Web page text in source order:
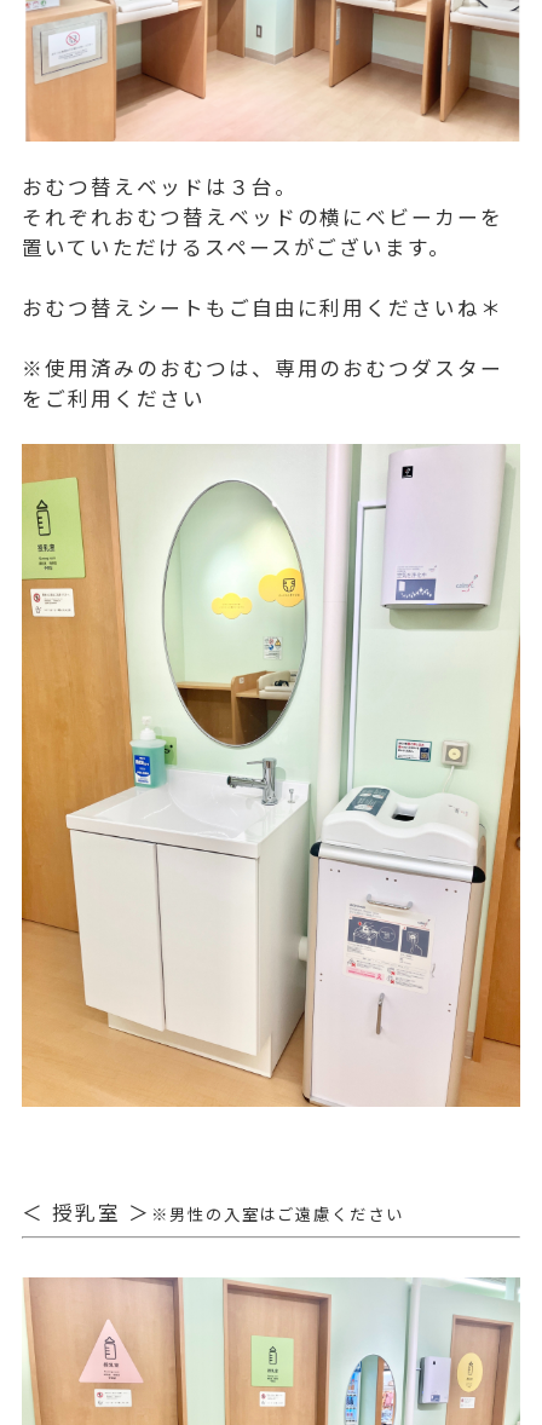
おむつ替えベッドは３台。
それぞれおむつ替えベッドの横にベビーカーを
置いていただけるスペースがございます。
おむつ替えシートもご自由に利用くださいね＊
※使用済みのおむつは、専用のおむつダスター
をご利用ください
＜ 授乳室 ＞ ※男性の入室はご遠慮ください